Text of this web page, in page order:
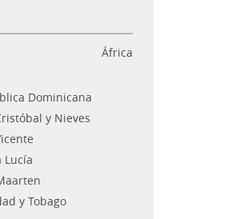
África
Dominicana
y Nieves
Lucía
y Tobago